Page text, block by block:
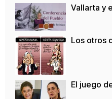
Vallarta y
Los otros
El juego